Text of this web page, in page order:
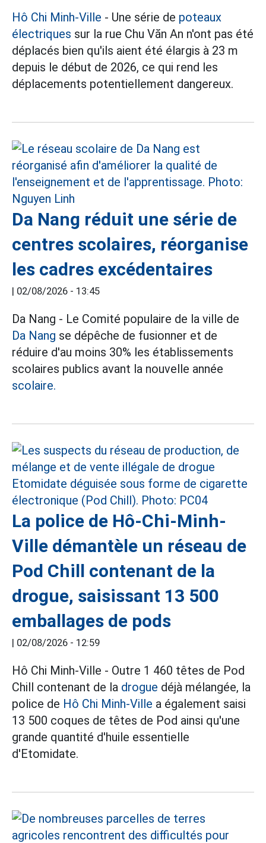
Hô Chi Minh-Ville - Une série de poteaux
électriques sur la rue Chu Văn An n'ont pas été
déplacés bien qu'ils aient été élargis à 23 m
depuis le début de 2026, ce qui rend les
déplacements potentiellement dangereux.
Da Nang réduit une série de
centres scolaires, réorganise
les cadres excédentaires
02/08/2026 - 13:45
Da Nang - Le Comité populaire de la ville de
Da Nang se dépêche de fusionner et de
réduire d'au moins 30% les établissements
scolaires publics avant la nouvelle année
scolaire.
La police de Hô-Chi-Minh-
Ville démantèle un réseau de
Pod Chill contenant de la
drogue, saisissant 13 500
emballages de pods
02/08/2026 - 12:59
Hô Chi Minh-Ville - Outre 1 460 têtes de Pod
Chill contenant de la drogue déjà mélangée, la
police de Hô Chi Minh-Ville a également saisi
13 500 coques de têtes de Pod ainsi qu'une
grande quantité d'huile essentielle
d'Etomidate.